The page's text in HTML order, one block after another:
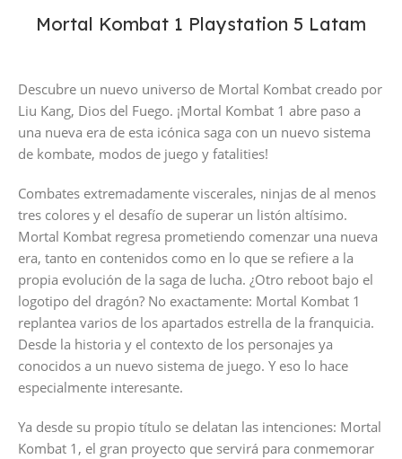
Mortal Kombat 1 Playstation 5 Latam
Descubre un nuevo universo de Mortal Kombat creado por
Liu Kang, Dios del Fuego. ¡Mortal Kombat 1 abre paso a
una nueva era de esta icónica saga con un nuevo sistema
de kombate, modos de juego y fatalities!
Combates extremadamente viscerales, ninjas de al menos
tres colores y el desafío de superar un listón altísimo.
Mortal Kombat regresa prometiendo comenzar una nueva
era, tanto en contenidos como en lo que se refiere a la
propia evolución de la saga de lucha. ¿Otro reboot bajo el
logotipo del dragón? No exactamente: Mortal Kombat 1
replantea varios de los apartados estrella de la franquicia.
Desde la historia y el contexto de los personajes ya
conocidos a un nuevo sistema de juego. Y eso lo hace
especialmente interesante.
Ya desde su propio título se delatan las intenciones: Mortal
Kombat 1, el gran proyecto que servirá para conmemorar